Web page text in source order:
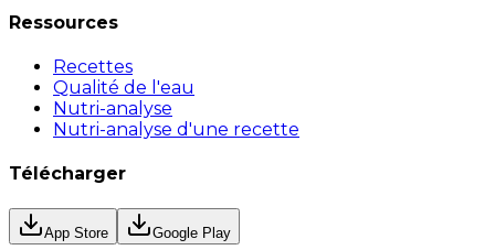
Ressources
Recettes
Qualité de l'eau
Nutri-analyse
Nutri-analyse d'une recette
Télécharger
App Store Google Play